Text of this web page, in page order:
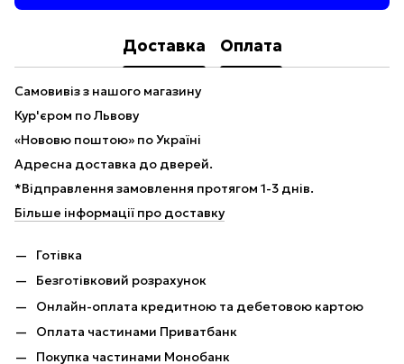
Доставка Оплата
Самовивіз з нашого магазину
Кур'єром по Львову
«Нововю поштою» по Україні
Адресна доставка до дверей.
*Відправлення замовлення протягом 1-3 днів.
Більше інформації про доставку
Готівка
Безготівковий розрахунок
Онлайн-оплата кредитною та дебетовою картою
Оплата частинами Приватбанк
Покупка частинами Монобанк